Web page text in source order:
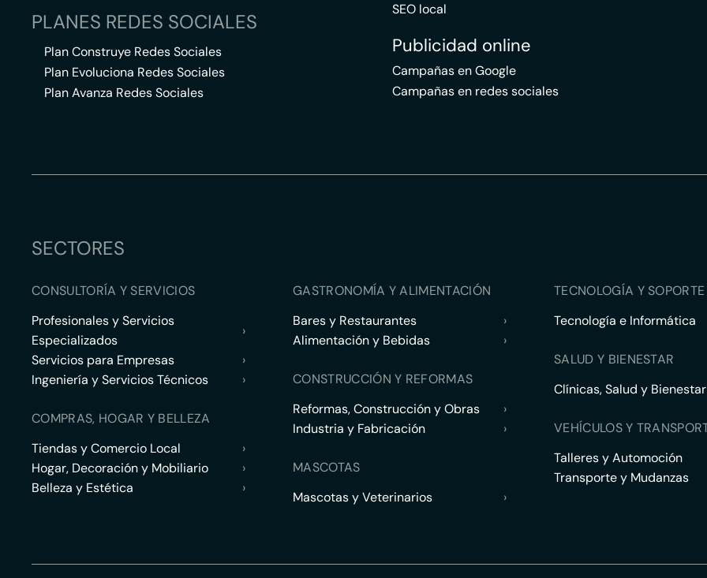
PLANES REDES SOCIALES
Plan Construye Redes Sociales
Plan Evoluciona Redes Sociales
Plan Avanza Redes Sociales
SEO local
Publicidad online
Campañas en Google
Campañas en redes sociales
SECTORES
CONSULTORÍA Y SERVICIOS
Profesionales y Servicios
Especializados
›
Servicios para Empresas
›
Ingeniería y Servicios Técnicos
›
COMPRAS, HOGAR Y BELLEZA
Tiendas y Comercio Local
›
Hogar, Decoración y Mobiliario
›
Belleza y Estética
›
GASTRONOMÍA Y ALIMENTACIÓN
Bares y Restaurantes
›
Alimentación y Bebidas
›
CONSTRUCCIÓN Y REFORMAS
Reformas, Construcción y Obras
›
Industria y Fabricación
›
MASCOTAS
Mascotas y Veterinarios
›
TECNOLOGÍA Y
Tecnología e Informática
SALUD Y BIENESTAR
Clínicas, Salud y Bienestar
VEHÍCULOS Y
Talleres y Automoción
Transporte y Mudanzas